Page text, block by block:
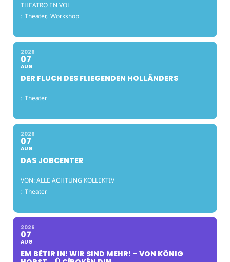
THEATRO EN VOL
: Theater, Workshop
2026
07
AUG
DER FLUCH DES FLIEGENDEN HOLLÄNDERS
: Theater
2026
07
AUG
DAS JOBCENTER
VON: ALLE ACHTUNG KOLLEKTIV
: Theater
2026
07
AUG
EM BÊTIR IN! WIR SIND MEHR! – VON KÖNIG